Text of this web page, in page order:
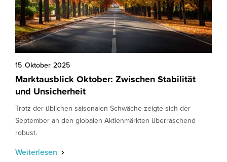
15.Oktober 2025
Marktausblick Oktober: Zwischen Stabilität
und Unsicherheit
Trotz der üblichen saisonalen Schwäche zeigte sich der
September an den globalen Aktienmärkten überraschend
robust.
Weiterlesen